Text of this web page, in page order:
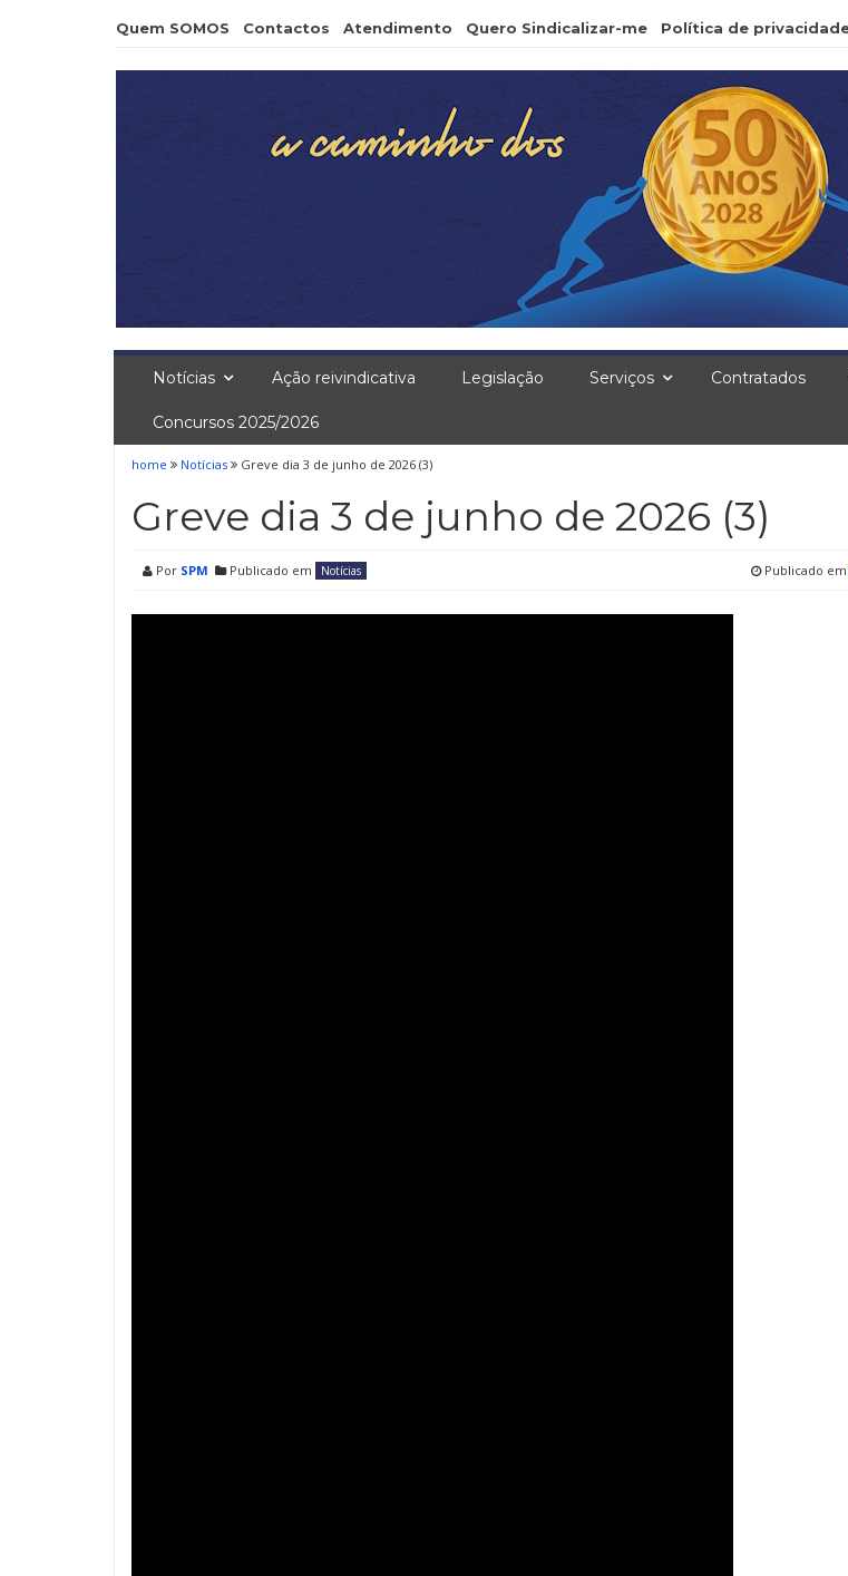
Quem SOMOS Contactos Atendimento Quero Sindicalizar-me Política de
Notícias Ação reivindicativa Legislação Serviços Contratados
Concursos 2025/2026
home Notícias Greve dia 3 de junho de 2026 (3)
Greve dia 3 de junho de 2026 (3)
Por SPM Publicado em Notícias Publicado em